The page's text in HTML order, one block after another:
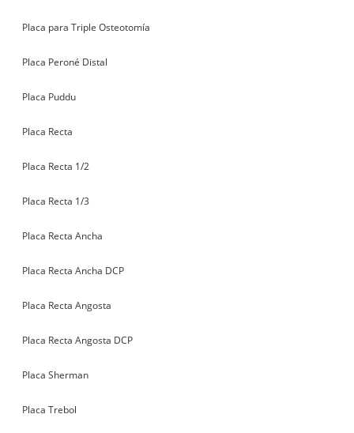
Placa para Triple Osteotomía
Placa Peroné Distal
Placa Puddu
Placa Recta
Placa Recta 1/2
Placa Recta 1/3
Placa Recta Ancha
Placa Recta Ancha DCP
Placa Recta Angosta
Placa Recta Angosta DCP
Placa Sherman
Placa Trebol